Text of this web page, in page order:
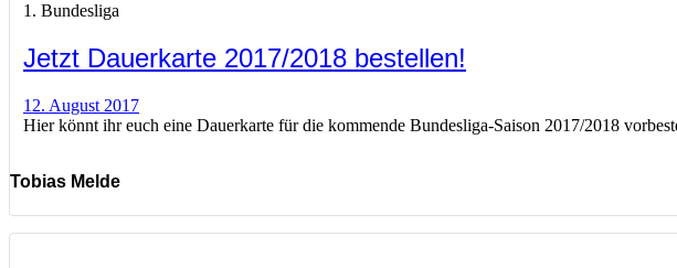
1. Bundesliga
Jetzt Dauerkarte 2017/2018 bestellen!
12. August 2017
Hier könnt ihr euch eine Dauerkarte für die kommende Bundesliga-Saison 2017/2018
Tobias Melde